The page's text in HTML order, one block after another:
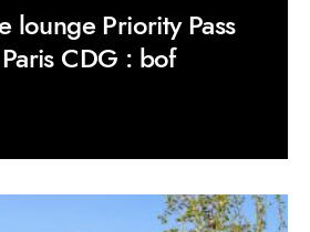
lounge Priority Pass
CDG : bof